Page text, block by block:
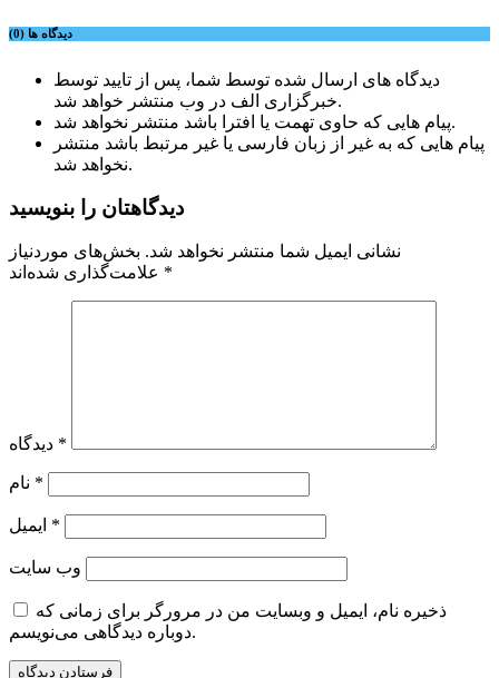
دیدگاه ها (0)
دیدگاه های ارسال شده توسط شما، پس از تایید توسط
خبرگزاری الف در وب منتشر خواهد شد.
پیام هایی که حاوی تهمت یا افترا باشد منتشر نخواهد شد.
پیام هایی که به غیر از زبان فارسی یا غیر مرتبط باشد منتشر
نخواهد شد.
دیدگاهتان را بنویسید
نشانی ایمیل شما منتشر نخواهد شد. بخش‌های موردنیاز
*
*
*
*
وب‌ سایت
ذخیره نام، ایمیل و وبسایت من در مرورگر برای زمانی که
دوباره دیدگاهی می‌نویسم.